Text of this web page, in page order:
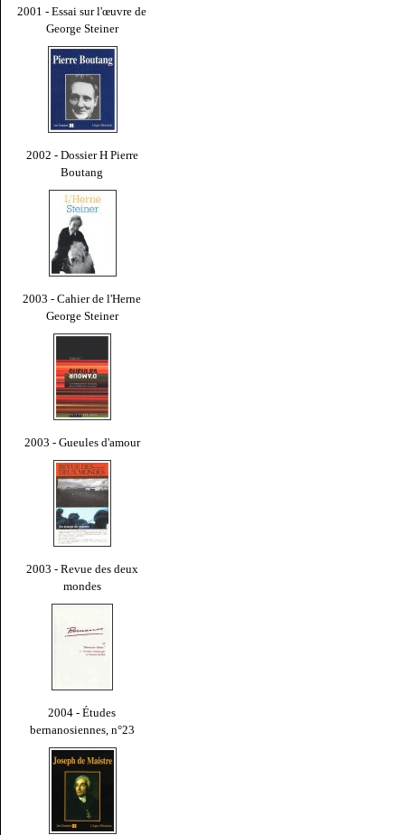
2001 - Essai sur l'œuvre de
George Steiner
2002 - Dossier H Pierre
Boutang
2003 - Cahier de l'Herne
George Steiner
2003 - Gueules d'amour
2003 - Revue des deux
mondes
2004 - Études
bernanosiennes, n°23